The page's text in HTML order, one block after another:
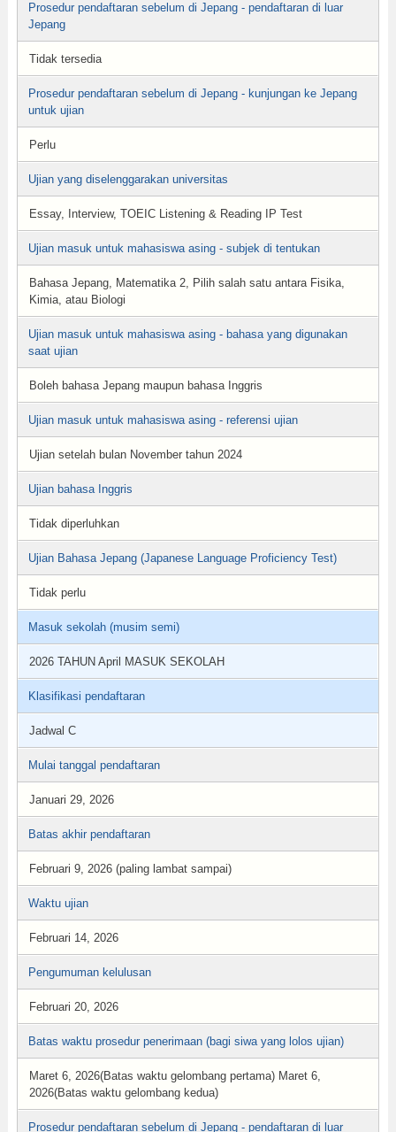
Prosedur pendaftaran sebelum di Jepang - pendaftaran di luar
Jepang
Tidak tersedia
Prosedur pendaftaran sebelum di Jepang - kunjungan ke Jepang
untuk ujian
Perlu
Ujian yang diselenggarakan universitas
Essay, Interview, TOEIC Listening & Reading IP Test
Ujian masuk untuk mahasiswa asing - subjek di tentukan
Bahasa Jepang, Matematika 2, Pilih salah satu antara Fisika,
Kimia, atau Biologi
Ujian masuk untuk mahasiswa asing - bahasa yang digunakan
saat ujian
Boleh bahasa Jepang maupun bahasa Inggris
Ujian masuk untuk mahasiswa asing - referensi ujian
Ujian setelah bulan November tahun 2024
Ujian bahasa Inggris
Tidak diperluhkan
Ujian Bahasa Jepang (Japanese Language Proficiency Test)
Tidak perlu
Masuk sekolah (musim semi)
2026 TAHUN April MASUK SEKOLAH
Klasifikasi pendaftaran
Jadwal C
Mulai tanggal pendaftaran
Januari 29, 2026
Batas akhir pendaftaran
Februari 9, 2026 (paling lambat sampai)
Waktu ujian
Februari 14, 2026
Pengumuman kelulusan
Februari 20, 2026
Batas waktu prosedur penerimaan (bagi siwa yang lolos ujian)
Maret 6, 2026(Batas waktu gelombang pertama) Maret 6,
2026(Batas waktu gelombang kedua)
Prosedur pendaftaran sebelum di Jepang - pendaftaran di luar